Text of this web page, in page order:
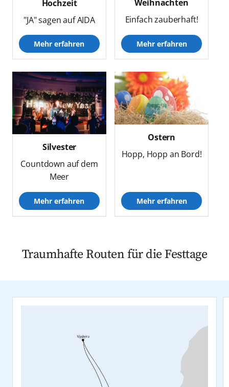
Hochzeit
"JA" sagen auf AIDA
Mehr erfahren
Weihnachten
Einfach zauberhaft!
Mehr erfahren
Silvester
Countdown auf dem
Meer
Mehr erfahren
Ostern
Hopp, Hopp an Bord!
Mehr erfahren
Traumhafte Routen für die Festtage